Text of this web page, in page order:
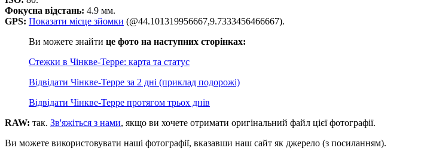
Фокусна відстань: 4.9 мм.
GPS: Показати місце зйомки (@44.101319956667,9.7333456466667).
Ви можете знайти це фото на наступних сторінках:
Стежки в Чінкве-Терре: карта та статус
Відвідати Чінкве-Терре за 2 дні (приклад подорожі)
Відвідати Чінкве-Терре протягом трьох днів
RAW: так. Зв'яжіться з нами, якщо ви хочете отримати оригінальний файл цієї фотографії.
Ви можете використовувати наші фотографії, вказавши наш сайт як джерело (з посиланням).